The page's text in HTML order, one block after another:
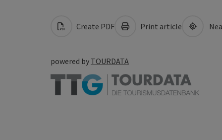
Create PDF Print article
powered by TOURDATA